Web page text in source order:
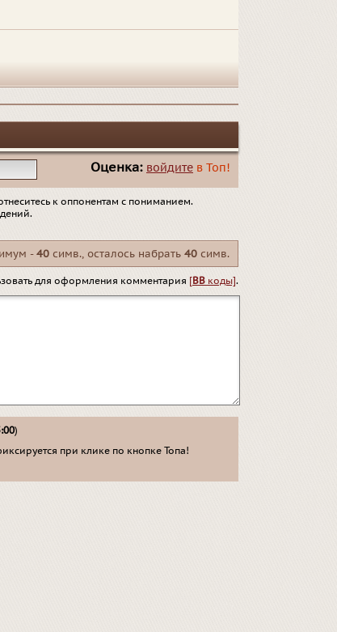
Оценка: войдите в Топ!
к оппонентам с пониманием.
-40 симв., осталось набрать 40 симв.
для оформления комментария [BB коды].
)
при клике по кнопке Топа!